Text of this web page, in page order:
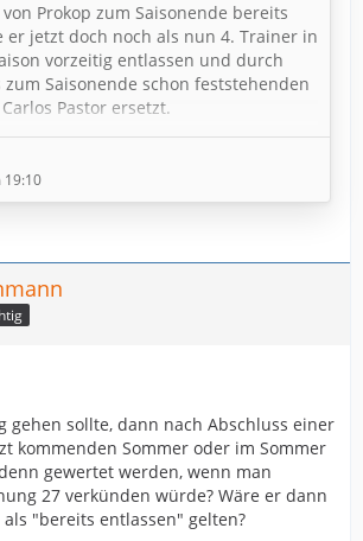
Prokop zum Saisonende bereits
er jetzt doch noch als nun 4. Trainer in
vorzeitig entlassen und durch
Saisonende schon feststehenden
Pastor ersetzt.
trifft es als nächstes? Einen klaren
gibt es aktuell nicht
19:10
gehen sollte, dann nach Abschluss einer
kommenden Sommer oder im Sommer
gewertet werden, wenn man
27 verkünden würde? Wäre er dann
"bereits entlassen" gelten?